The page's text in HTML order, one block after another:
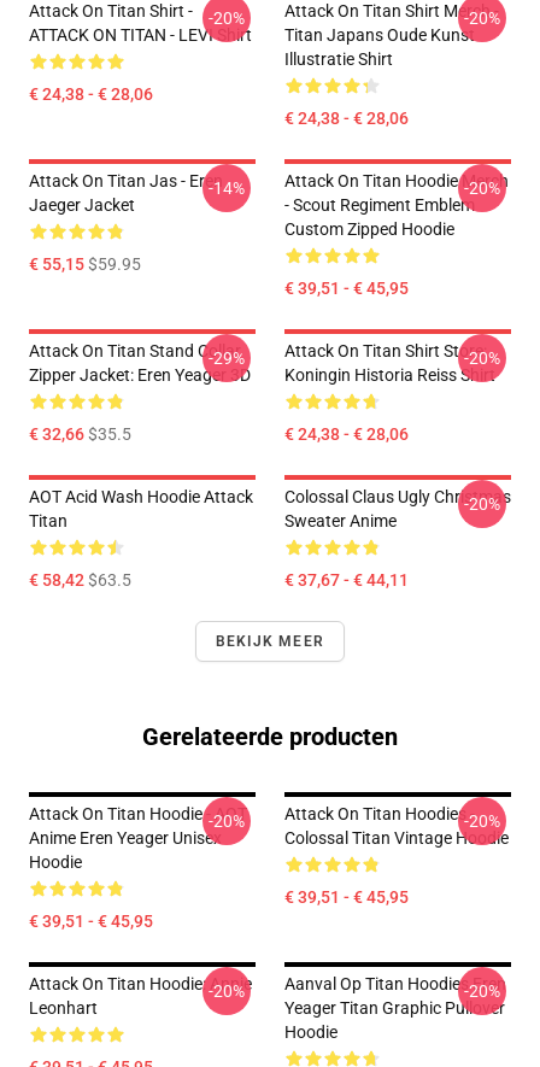
Attack On Titan Shirt -
ATTACK ON TITAN - LEVI Shirt
€ 24,38 - € 28,06
-20%
Attack On Titan Shirt Merch -
Titan Japans Oude Kunst
Illustratie Shirt
€ 24,38 - € 28,06
-20%
Attack On Titan Jas - Eren
Jaeger Jacket
€ 55,15$59.95
-14%
Attack On Titan Hoodie Merch
- Scout Regiment Emblem
Custom Zipped Hoodie
€ 39,51 - € 45,95
-20%
Attack On Titan Stand Collar
Zipper Jacket: Eren Yeager 3D
€ 32,66$35.5
-29%
Attack On Titan Shirt Store:
Koningin Historia Reiss Shirt
€ 24,38 - € 28,06
-20%
AOT Acid Wash Hoodie Attack
Titan
€ 58,42$63.5
Colossal Claus Ugly Christmas
Sweater Anime
€ 37,67 - € 44,11
-20%
BEKIJK MEER
Gerelateerde producten
Attack On Titan Hoodie - AOT
Anime Eren Yeager Unisex
Hoodie
€ 39,51 - € 45,95
-20%
Attack On Titan Hoodies -
Colossal Titan Vintage Hoodie
€ 39,51 - € 45,95
-20%
Attack On Titan Hoodie: Annie
Leonhart
-20%
Aanval Op Titan Hoodies Eren
Yeager Titan Graphic Pullover
Hoodie
-20%